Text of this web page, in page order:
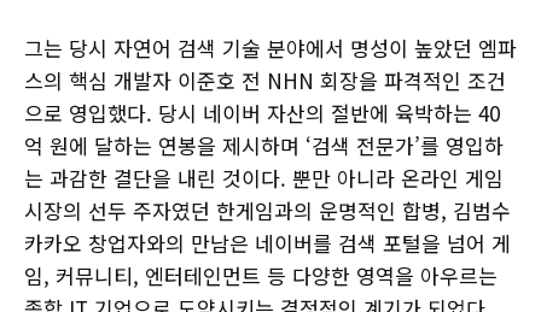
그는 당시 자연어 검색 기술 분야에서 명성이 높았던 엠파
스의 핵심 개발자 이준호 전 NHN 회장을 파격적인 조건
으로 영입했다. 당시 네이버 자산의 절반에 육박하는 40
억 원에 달하는 연봉을 제시하며 ‘검색 전문가’를 영입하
는 과감한 결단을 내린 것이다. 뿐만 아니라 온라인 게임
시장의 선두 주자였던 한게임과의 운명적인 합병, 김범수
카카오 창업자와의 만남은 네이버를 검색 포털을 넘어 게
임, 커뮤니티, 엔터테인먼트 등 다양한 영역을 아우르는